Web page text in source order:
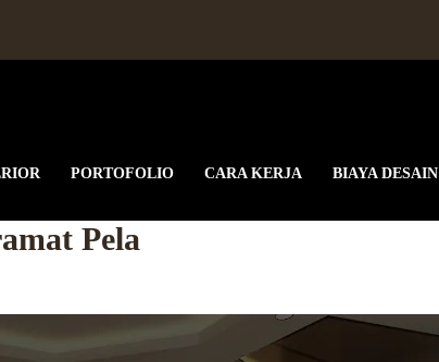
PORTOFOLIO CARA KERJA BIAYA DESAIN
Pela